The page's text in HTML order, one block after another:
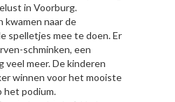
in Voorburg.
kwamen naar de
spelletjes mee te doen. Er
schminken, een
veel meer. De kinderen
winnen voor het mooiste
het podium.